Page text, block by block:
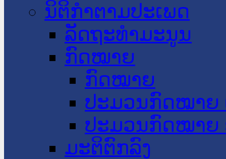
ນິຕິກໍາຕາມປະເພດ
ລັດຖະທໍາມະນູນ
ກົດໝາຍ
ກົດໝາຍ
ປະມວນກົດໝາຍ
ປະມວນກົດໝາຍ
ມະຕິຕົກລົງ